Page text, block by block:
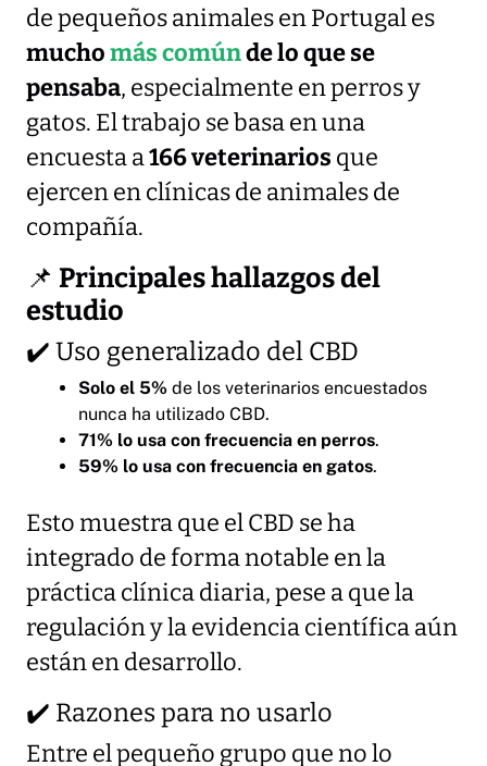
de pequeños animales en Portugal es
muchomás comúnde lo que se
pensaba, especialmente en perros y
gatos. El trabajo se basa en una
encuesta a166 veterinarios que
ejercen en clínicas de animales de
compañía.
📌 Principales hallazgos del
estudio
✔️ Uso generalizado del CBD
Solo el 5% de los veterinarios encuestados
nunca ha utilizado CBD.
71% lo usa con frecuencia en perros.
59% lo usa con frecuencia en gatos.
Esto muestra que el CBD se ha
integrado de forma notable en la
práctica clínica diaria, pese a que la
regulación y la evidencia científica aún
están en desarrollo.
✔️ Razones para no usarlo
Entre el pequeño grupo que no lo